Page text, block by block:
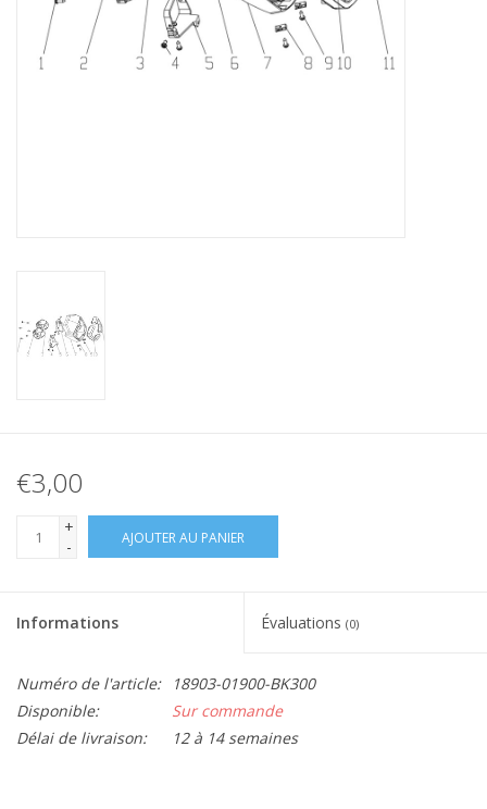
€3,00
+
-
AJOUTER AU PANIER
Informations Évaluations (0)
Numéro de l'article:
18903-01900-BK300
Disponible:
Sur commande
Délai de livraison:
12 à 14 semaines